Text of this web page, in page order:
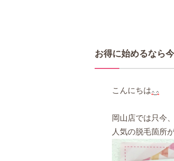
お得に始めるなら今
こんにちは
岡山店では只今、
人気の脱毛箇所